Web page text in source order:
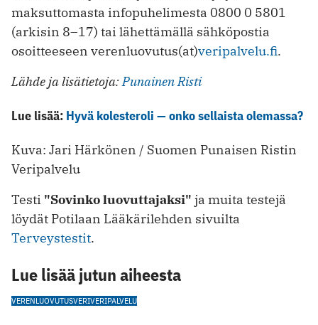
maksuttomasta infopuhelimesta 0800 0 5801
(arkisin 8–17) tai lähettämällä sähköpostia
osoitteeseen verenluovutus(at)veripalvelu.fi.
Lähde ja lisätietoja:Punainen Risti
Lue lisää: Hyvä kolesteroli — onko sellaista olemassa?
Kuva: Jari Härkönen / Suomen Punaisen Ristin
Veripalvelu
Testi "Sovinko luovuttajaksi" ja muita testejä
löydät Potilaan Lääkärilehden sivuilta
Terveystestit.
Lue lisää jutun aiheesta
VERENLUOVUTUSVERIVERIPALVELU